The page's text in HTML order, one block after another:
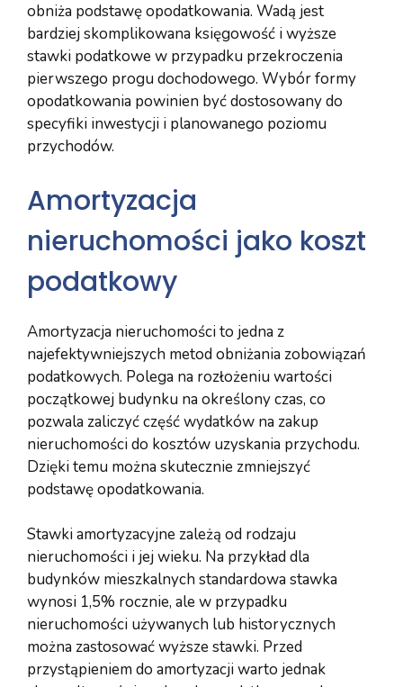
obniża podstawę opodatkowania. Wadą jest
bardziej skomplikowana księgowość i wyższe
stawki podatkowe w przypadku przekroczenia
pierwszego progu dochodowego. Wybór formy
opodatkowania powinien być dostosowany do
specyfiki inwestycji i planowanego poziomu
przychodów.
Amortyzacja
nieruchomości jako koszt
podatkowy
Amortyzacja nieruchomości to jedna z
najefektywniejszych metod obniżania zobowiązań
podatkowych. Polega na rozłożeniu wartości
początkowej budynku na określony czas, co
pozwala zaliczyć część wydatków na zakup
nieruchomości do kosztów uzyskania przychodu.
Dzięki temu można skutecznie zmniejszyć
podstawę opodatkowania.
Stawki amortyzacyjne zależą od rodzaju
nieruchomości i jej wieku. Na przykład dla
budynków mieszkalnych standardowa stawka
wynosi 1,5% rocznie, ale w przypadku
nieruchomości używanych lub historycznych
można zastosować wyższe stawki. Przed
przystąpieniem do amortyzacji warto jednak